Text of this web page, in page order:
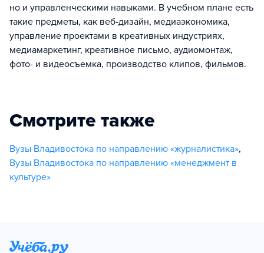
но и управленческими навыками. В учебном плане есть
такие предметы, как веб-дизайн, медиаэкономика,
управление проектами в креативных индустриях,
медиамаркетинг, креативное письмо, аудиомонтаж,
фото- и видеосъемка, производство клипов, фильмов.
Смотрите также
Вузы Владивостока по направлению «журналистика»,
Вузы Владивостока по направлению «менеджмент в
культуре»